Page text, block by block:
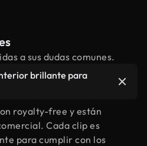
a sus dudas comunes.
brillante para
royalty-free y están
Cada clip es
para cumplir con los